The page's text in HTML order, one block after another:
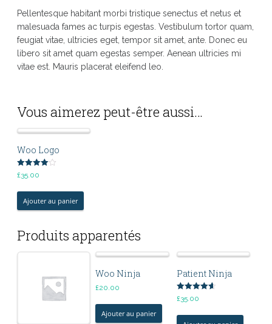
Pellentesque habitant morbi tristique senectus et netus et
malesuada fames ac turpis egestas. Vestibulum tortor quam,
feugiat vitae, ultricies eget, tempor sit amet, ante. Donec eu
libero sit amet quam egestas semper. Aenean ultricies mi
vitae est. Mauris placerat eleifend leo.
Vous aimerez peut-être aussi…
Woo Logo
Note
4.00
£35.00
Ajouter au panier
Produits apparentés
Patient Ninja
Note
4.67
£35.00
Woo Ninja
£20.00
Ajouter au panier